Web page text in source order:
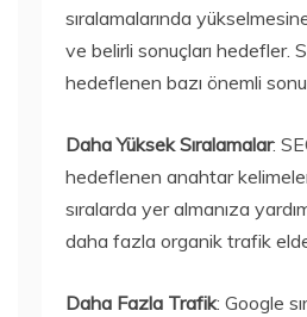
sıralamalarında
ve belirli sonuçları hedefler.
hedeflenen bazı önemli
Daha Yüksek Sıralamalar:
hedeflenen anahtar
sıralarda yer almanıza
daha fazla organik trafik
Daha Fazla Trafik: Google